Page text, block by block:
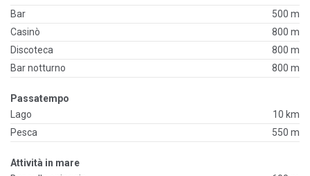
Bar
500 m
Casinò
800 m
Discoteca
800 m
Bar notturno
800 m
Passatempo
Lago
10 km
Pesca
550 m
Attività in mare